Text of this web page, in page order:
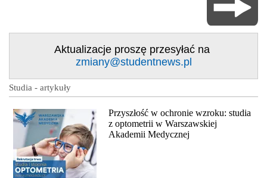
Aktualizacje proszę przesyłać na
zmiany@studentnews.pl
Studia - artykuły
Przyszłość w ochronie wzroku: studia
z optometrii w Warszawskiej
Akademii Medycznej